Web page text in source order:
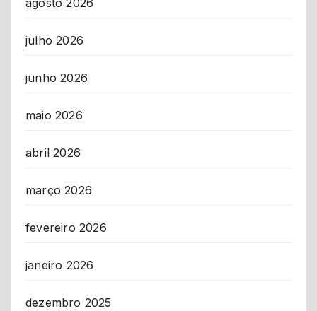
agosto 2026
julho 2026
junho 2026
maio 2026
abril 2026
março 2026
fevereiro 2026
janeiro 2026
dezembro 2025